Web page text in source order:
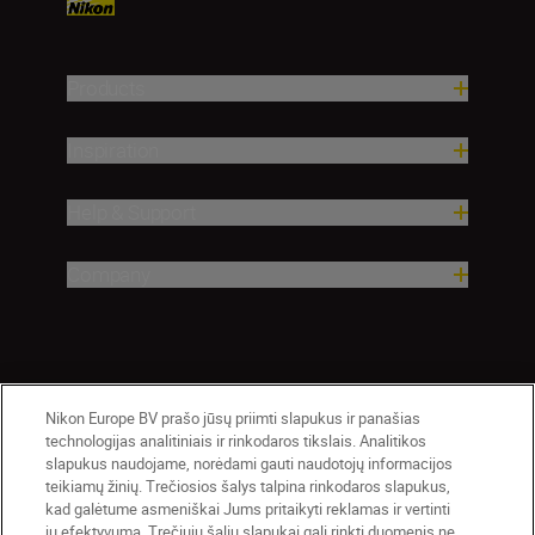
Lietuva Nikon Sites
Nikon Europe BV prašo jūsų priimti slapukus ir panašias
technologijas analitiniais ir rinkodaros tikslais. Analitikos
slapukus naudojame, norėdami gauti naudotojų informacijos
teikiamų žinių. Trečiosios šalys talpina rinkodaros slapukus,
kad galėtume asmeniškai Jums pritaikyti reklamas ir vertinti